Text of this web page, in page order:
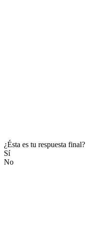
¿Ésta es tu respuesta final?
Sí
No